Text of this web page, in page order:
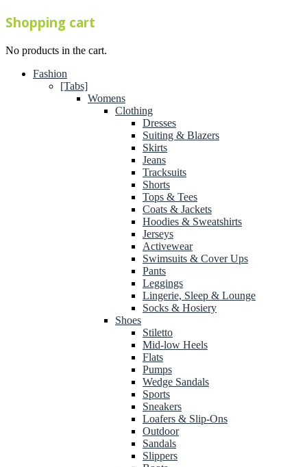
Shopping cart
No products in the cart.
Fashion
[Tabs]
Womens
Clothing
Dresses
Suiting & Blazers
Skirts
Jeans
Tracksuits
Shorts
Tops & Tees
Coats & Jackets
Hoodies & Sweatshirts
Jerseys
Activewear
Swimsuits & Cover Ups
Pants
Leggings
Lingerie, Sleep & Lounge
Socks & Hosiery
Shoes
Stiletto
Mid-low Heels
Flats
Pumps
Wedge Sandals
Sports
Sneakers
Loafers & Slip-Ons
Outdoor
Sandals
Slippers